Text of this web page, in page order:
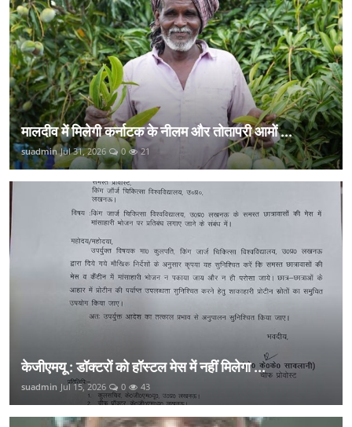
मालदीव में मिलेगी कर्नाटक के नीलम और तोतापरी आमों ...
suadmin Jul 31, 2026 0 21
केजीएमयू : डॉक्टरों को हॉस्टल मेस में नहीं मिलेगा ...
suadmin Jul 15, 2026 0 43